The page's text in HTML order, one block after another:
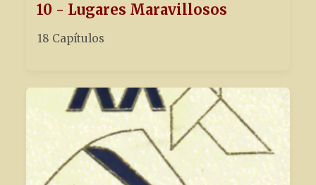
10 - Lugares Maravillosos
18 Capítulos